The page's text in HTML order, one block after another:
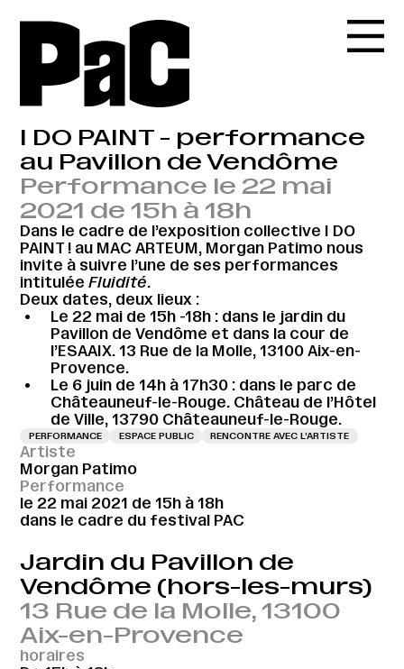
I DO PAINT - performance
au Pavillon de Vendôme
Performance le 22 mai
2021 de 15h à 18h
Dans le cadre de l’exposition collective I DO
PAINT ! au MAC ARTEUM, Morgan Patimo nous
invite à suivre l’une de ses performances
intituléeFluidité.
Deux dates, deux lieux :
Le 22 mai de 15h -18h : dans le jardin du
Pavillon de Vendôme et dans la cour de
l’ESAAIX. 13 Rue de la Molle, 13100 Aix-en-
Provence.
Le 6 juin de 14h à 17h30 : dans le parc de
Châteauneuf-le-Rouge. Château de l’Hôtel
de Ville, 13790 Châteauneuf-le-Rouge.
PERFORMANCE ESPACE PUBLIC RENCONTRE AVEC L’ARTISTE
Artiste
Morgan Patimo
Performance
le 22 mai 2021 de 15h à 18h
dans le cadre du festival PAC
Jardin du Pavillon de
Vendôme (hors-les-murs)
13 Rue de la Molle, 13100
Aix-en-Provence
horaires